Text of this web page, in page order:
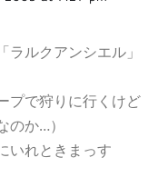
ラルクアンシエル」
プで狩りに行くけど
のか…）
いれときまっす